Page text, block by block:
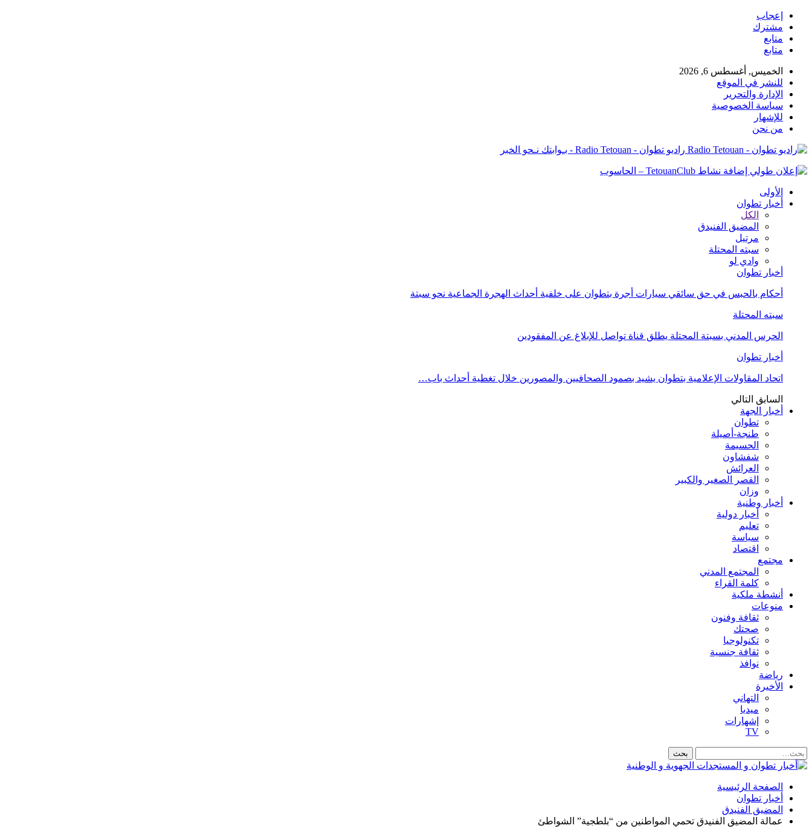
إعجاب
مشترك
متابع
متابع
الخميس, أغسطس 6, 2026
للنشر في الموقع
الإدارة والتحرير
سياسة الخصوصية
للإشهار
من نحن
راديو تطوان - Radio Tetouan - بـوابتك نـحو الخبر
الأولى
أخبار تطوان
الكل
المضيق الفنيدق
مرتيل
سبته المحتلة
وادي لو
أخبار تطوان
أحكام بالحبس في حق سائقي سيارات أجرة بتطوان على خلفية أحداث الهجرة الجماعية نحو سبتة
سبته المحتلة
الحرس المدني بسبتة المحتلة يطلق قناة تواصل للإبلاغ عن المفقودين
أخبار تطوان
اتحاد المقاولات الإعلامية بتطوان يشيد بصمود الصحافيين والمصورين خلال تغطية أحداث باب…
السابق التالي
أخبار الجهة
تطوان
طنجة-أصيلة
الحسيمة
شفشاون
العرائش
القصر الصغير والكبير
وزان
أخبار وطنية
أخبار دولية
تعليم
سياسة
اقتصاد
مجتمع
المجتمع المدني
كلمة القراء
أنشطة ملكية
منوعات
ثقافة وفنون
صحتك
تكنولوجيا
ثقافة جنسية
نوافذ
رياضة
الأخيرة
التهاني
ميديا
إشهارات
TV
الصفحة الرئيسية
أخبار تطوان
المضيق الفنيدق
عمالة المضيق الفنيدق تحمي المواطنين من “بلطجية” الشواطئ